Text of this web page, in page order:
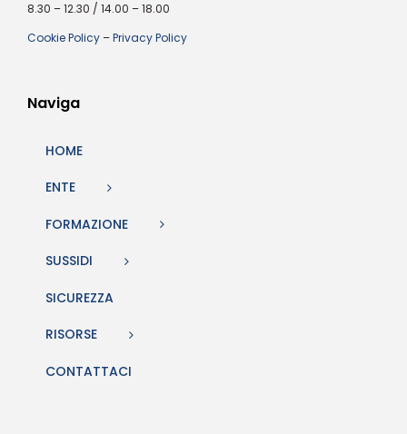
8.30 – 12.30 / 14.00 – 18.00
Cookie Policy –Privacy Policy
Naviga
HOME
ENTE
FORMAZIONE
SUSSIDI
SICUREZZA
RISORSE
CONTATTACI